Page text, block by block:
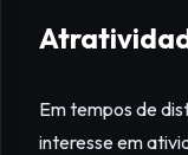
Em tempos de
interesse em